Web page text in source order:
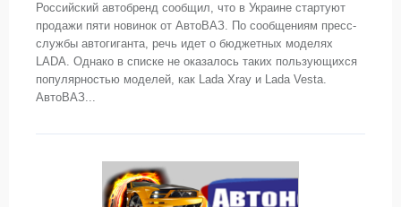
Российский автобренд сообщил, что в Украине стартуют
продажи пяти новинок от АвтоВАЗ. По сообщениям пресс-
службы автогиганта, речь идет о бюджетных моделях
LADA. Однако в списке не оказалось таких пользующихся
популярностью моделей, как Lada Xray и Lada Vesta.
АвтоВАЗ...